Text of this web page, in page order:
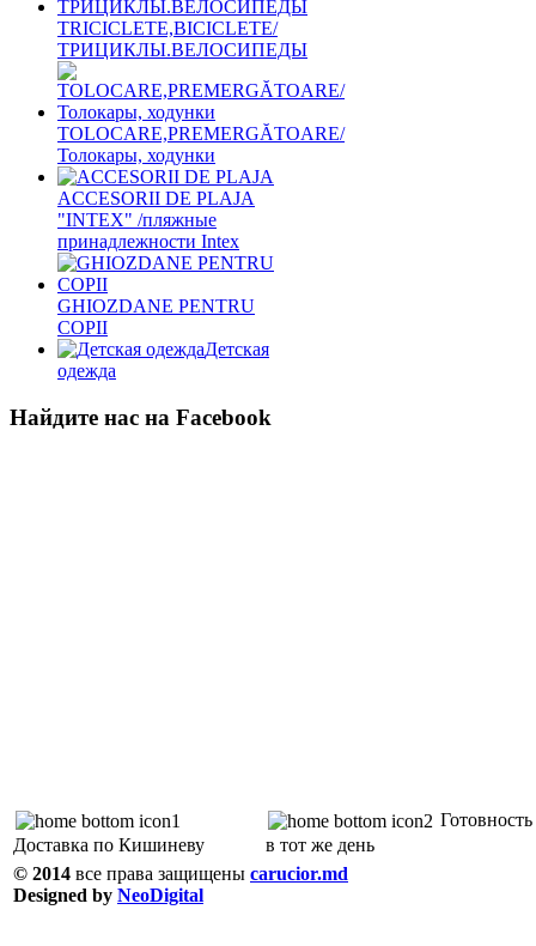
TRICICLETE,BICICLETE/
ТРИЦИКЛЫ.ВЕЛОСИПЕДЫ
TOLOCARE,PREMERGĂTOARE/
Толокары, ходунки
ACCESORII DE PLAJA
"INTEX" /пляжные
принадлежности Intex
GHIOZDANE PENTRU
COPII
Детская
одежда
Найдите нас на Facebook
Доставка по Кишиневу
в тот же день
© 2014 все права защищены carucior.md
Designed by NeoDigital